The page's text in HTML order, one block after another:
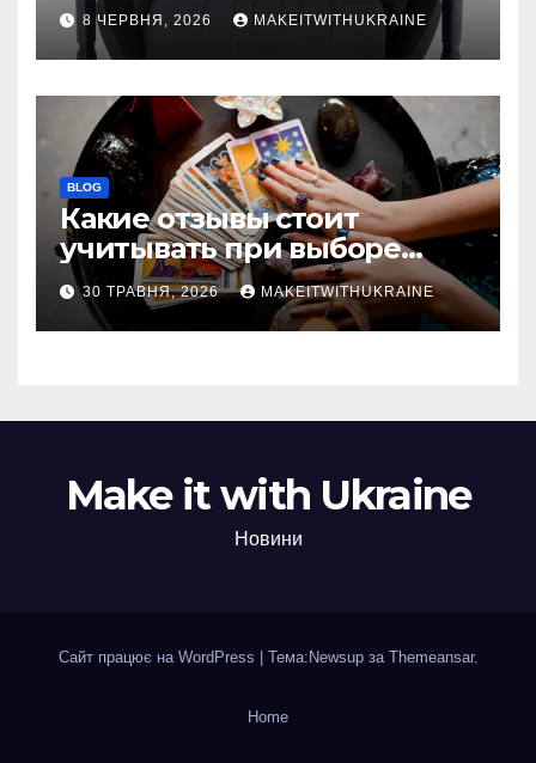
8 ЧЕРВНЯ, 2026 MAKEITWITHUKRAINE
BLOG
Какие отзывы стоит
учитывать при выборе
гадалки в Казахстане?
30 ТРАВНЯ, 2026 MAKEITWITHUKRAINE
Make it with Ukraine
Новини
Сайт працює на WordPress | Тема:Newsup за Themeansar.
Home